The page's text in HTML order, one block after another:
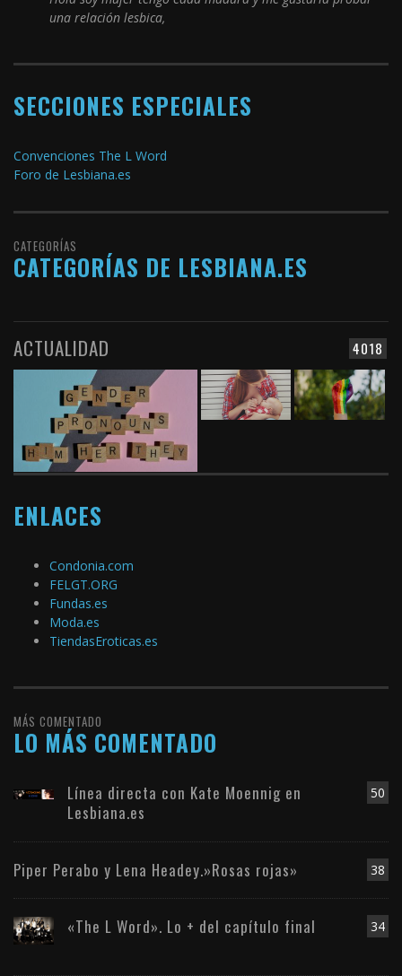
una relación lesbica,
SECCIONES ESPECIALES
Convenciones The L Word
Foro de Lesbiana.es
CATEGORÍAS
CATEGORÍAS DE LESBIANA.ES
4018
ACTUALIDAD
ENLACES
Condonia.com
FELGT.ORG
Fundas.es
Moda.es
TiendasEroticas.es
MÁS COMENTADO
LO MÁS COMENTADO
50
Línea directa con Kate Moennig en
Lesbiana.es
38
Piper Perabo y Lena Headey.»Rosas rojas»
34
«The L Word». Lo + del capítulo final